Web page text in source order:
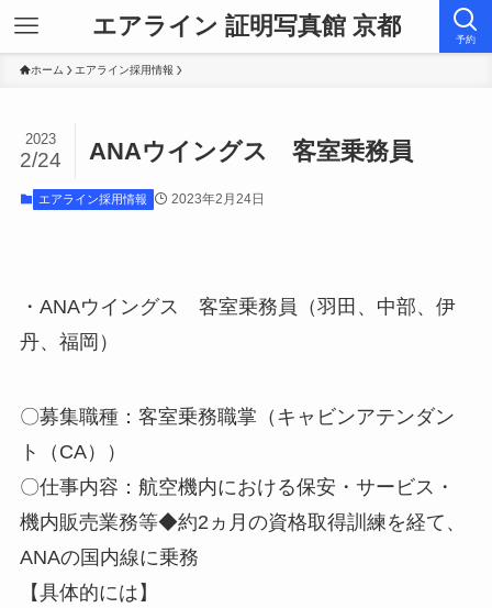
エアライン 証明写真館 京都 予約
ホーム エアライン採用情報
ANAウイングス 客室乗務員
2023
2/24
エアライン採用情報 2023年2月24日
・ANAウイングス 客室乗務員（羽田、中部、伊
丹、福岡）
〇募集職種：客室乗務職掌（キャビンアテンダン
ト（CA））
〇仕事内容：航空機内における保安・サービス・
機内販売業務等◆約2ヵ月の資格取得訓練を経て、
ANAの国内線に乗務
【具体的には】